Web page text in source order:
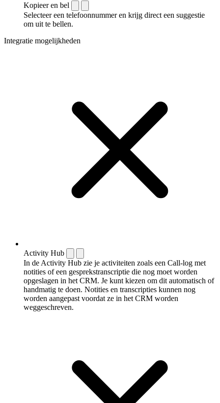
Kopieer en bel
Selecteer een telefoonnummer en krijg direct een suggestie
om uit te bellen.
Integratie mogelijkheden
Activity Hub
In de Activity Hub zie je activiteiten zoals een Call-log met
notities of een gespreks­transcriptie die nog moet worden
opgeslagen in het CRM. Je kunt kiezen om dit automatisch of
handmatig te doen. Notities en transcripties kunnen nog
worden aangepast voordat ze in het CRM worden
weggeschreven.